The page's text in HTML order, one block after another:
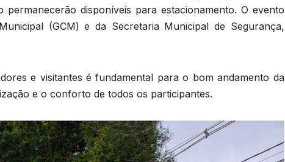
disponíveis para estacionamento. O evento
(GCM) e da Secretaria Municipal de Segurança,
e visitantes é fundamental para o bom andamento da
e o conforto de todos os participantes.